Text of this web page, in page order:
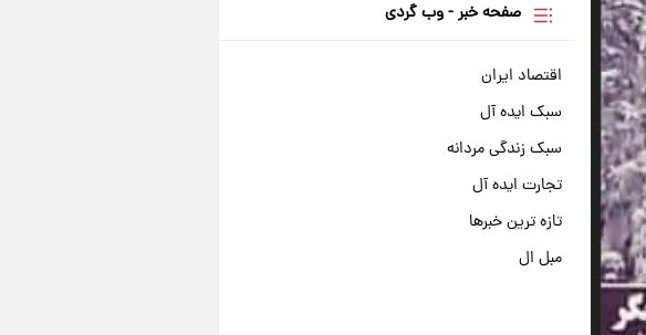
صفحه خبر - وب گردی
اقتصاد ایران
سبک ایده آل
سبک زندگی مردانه
تجارت ایده آل
تازه ترین خبرها
مبل ال